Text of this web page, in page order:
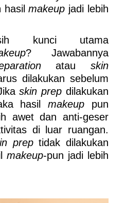
hasil makeup jadi lebih
kunci utama
? Jawabannya
atau skin
dilakukan sebelum
skin prep dilakukan
hasil makeup pun
awet dan anti-geser
di luar ruangan.
prep tidak dilakukan
makeup-pun jadi lebih